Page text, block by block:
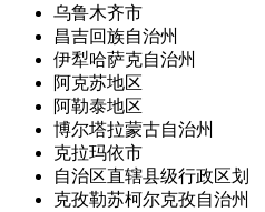
乌鲁木齐市
昌吉回族自治州
伊犁哈萨克自治州
阿克苏地区
阿勒泰地区
博尔塔拉蒙古自治州
克拉玛依市
自治区直辖县级行政区划
克孜勒苏柯尔克孜自治州